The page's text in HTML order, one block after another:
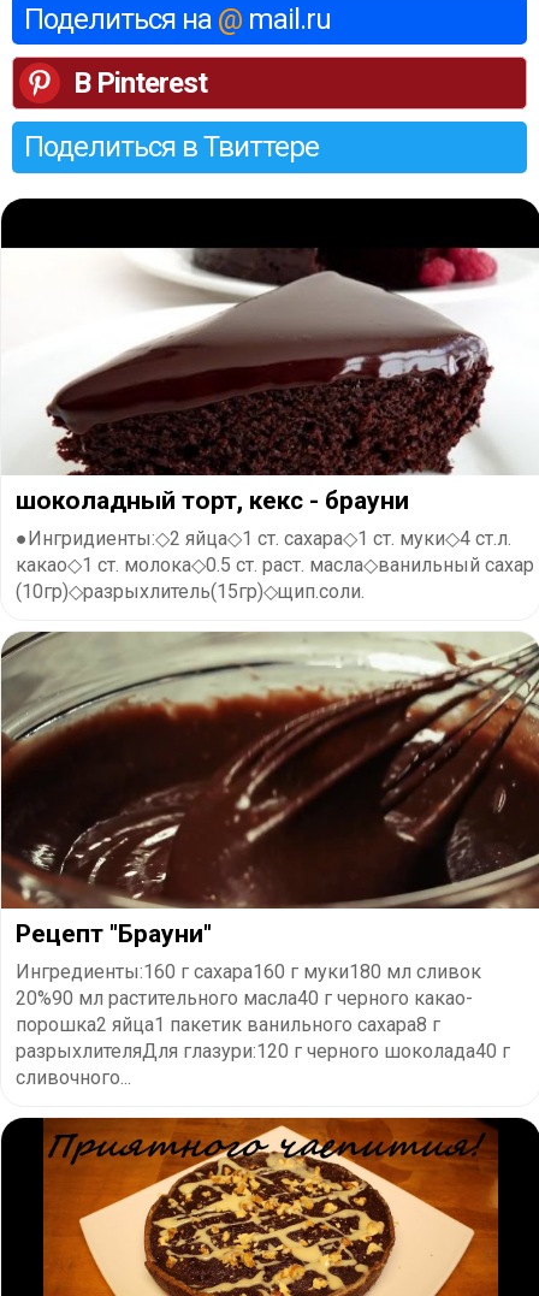
Поделиться на @ mail.ru
В Pinterest
Поделиться в Твиттере
шоколадный торт, кекс - брауни
●Ингридиенты:◇2 яйца◇1 ст. сахара◇1 ст. муки◇4 ст.л.
какао◇1 ст. молока◇0.5 ст. раст. масла◇ванильный сахар
(10гр)◇разрыхлитель(15гр)◇щип.соли.
Рецепт "Брауни"
Ингредиенты:160 г сахара160 г муки180 мл сливок
20%90 мл растительного масла40 г черного какао-
порошка2 яйца1 пакетик ванильного сахара8 г
разрыхлителяДля глазури:120 г черного шоколада40 г
сливочного...